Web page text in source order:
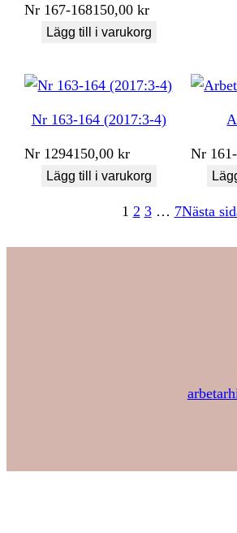
Nr 167-168150,00kr
Lägg till i varukorg
Nr 163-164 (2017:3-4)
Nr 1294150,00kr
Lägg till i varukorg
Nr
1 2 3 … 7Nästa